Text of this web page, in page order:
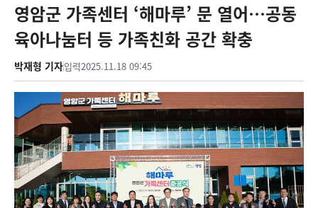
영암군 가족센터 ‘해마루’ 문 열어…공동
육아나눔터 등 가족친화 공간 확충
박재형 기자입력2025.11.18 09:45